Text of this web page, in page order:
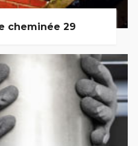
cheminée 29